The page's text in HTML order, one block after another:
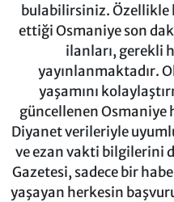
bulabilirsiniz. Özellikle
ettiği Osmaniye son
ilanları, gerekli
yayınlanmaktadır.
yaşamını
güncellenen
Diyanet verileriyle
ve ezan vakti bilgilerini
Gazetesi, sadece bir
yaşayan herkesin